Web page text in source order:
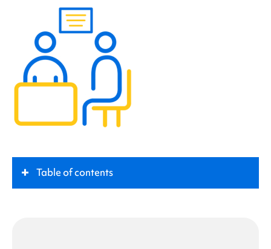
Table of contents